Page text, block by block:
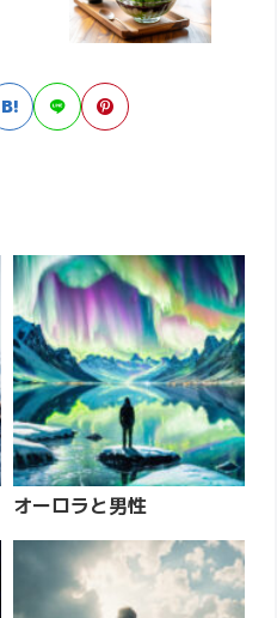
オーロラと男性